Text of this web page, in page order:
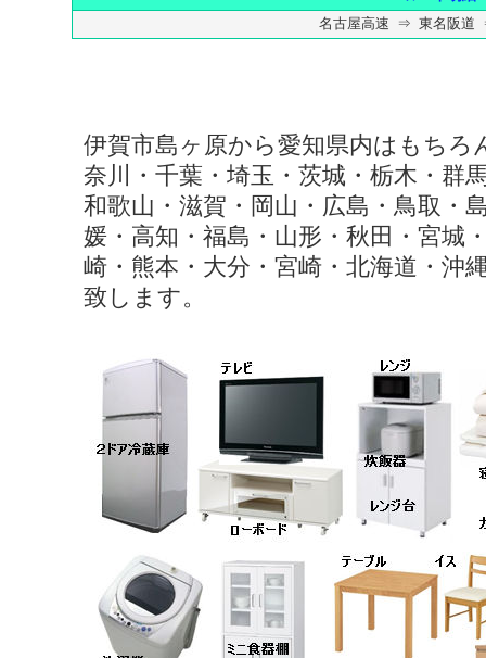
名古屋高速 ⇒ 東名阪道
伊賀市島ヶ原から愛知県内はもちろ
奈川・千葉・埼玉・茨城・栃木・群
和歌山・滋賀・岡山・広島・鳥取・
媛・高知・福島・山形・秋田・宮城
崎・熊本・大分・宮崎・北海道・沖
致します。